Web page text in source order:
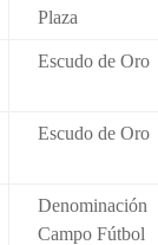
Plaza
Escudo de Oro
Escudo de Oro
Denominación
Campo Fútbol